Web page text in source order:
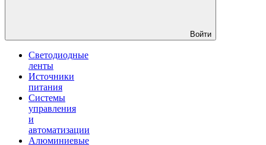
Войти
Светодиодные
ленты
Источники
питания
Системы
управления
и
автоматизации
Алюминиевые